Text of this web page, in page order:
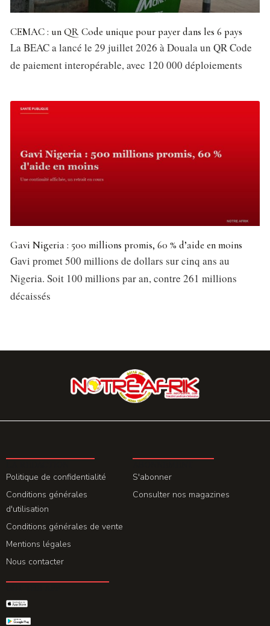
CEMAC : un QR Code unique pour payer dans les 6 pays
La BEAC a lancé le 29 juillet 2026 à Douala un QR Code
de paiement interopérable, avec 120 000 déploiements
Gavi Nigeria : 500 millions promis, 60 % d’aide en moins
Gavi promet 500 millions de dollars sur cinq ans au
Nigeria. Soit 100 millions par an, contre 261 millions
décaissés
Politique de confidentialité
Conditions générales
d'utilisation
Conditions générales de vente
Mentions légales
Nous contacter
S'abonner
Consulter nos magazines